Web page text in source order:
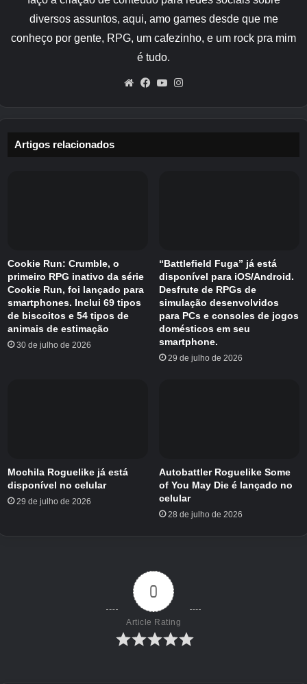
caem após os encontros.
Após o combate, cada anão ganha experiência
e subir de nível aumenta sua estatística
principal. Sistemas como a Taverna e a Cerveja
habilidades universais ou específicas de classe.
sentido tradicional. Mas há desbloqueios, novas
opções na forja ou na taverna, artefatos para
distribuir entre a tribo e sistemas que
recompensam tentativas repetidas.
Você pode ativar ou desativar a morte
permanente, mas a regra básica permanece:
diversos assuntos, aqui, amo games desde que me
conheço por gente, RPG, um cafezinho, e um rock pra mim
é tudo.
WebsiteFacebook
YouTube
Artigos relacionados
Cookie Run: Crumble, o
primeiro RPG inativo da série
Cookie Run, foi lançado para
smartphones. Inclui 69 tipos
de biscoitos e 54 tipos de
animais de estimação
30 de julho de 2026
“Battlefield Fuga” já está
disponível para iOS/Android.
Desfrute de RPGs de
simulação desenvolvidos
para PCs e consoles de jogos
domésticos em seu
smartphone.
29 de julho de 2026
Mochila Roguelike já está
disponível no celular
29 de julho de 2026
Autobattler Roguelike Some
of You May Die é lançado no
celular
28 de julho de 2026
0
Article Rating